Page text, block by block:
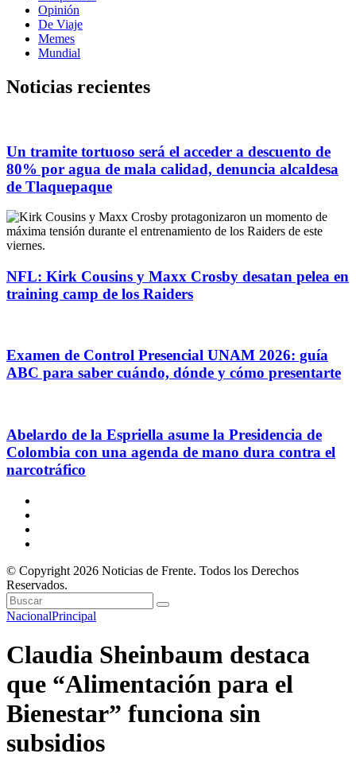
Opinión
De Viaje
Memes
Mundial
Noticias recientes
Un tramite tortuoso será el acceder a descuento de
80% por agua de mala calidad, denuncia alcaldesa
de Tlaquepaque
NFL: Kirk Cousins y Maxx Crosby desatan pelea en
training camp de los Raiders
Examen de Control Presencial UNAM 2026: guía
ABC para saber cuándo, dónde y cómo presentarte
Abelardo de la Espriella asume la Presidencia de
Colombia con una agenda de mano dura contra el
narcotráfico
© Copyright 2026 Noticias de Frente. Todos los Derechos
Reservados.
NacionalPrincipal
Claudia Sheinbaum destaca
que “Alimentación para el
Bienestar” funciona sin
subsidios